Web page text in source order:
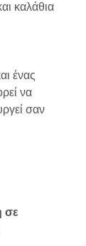
καλάθια
ένας
να
σαν
σε